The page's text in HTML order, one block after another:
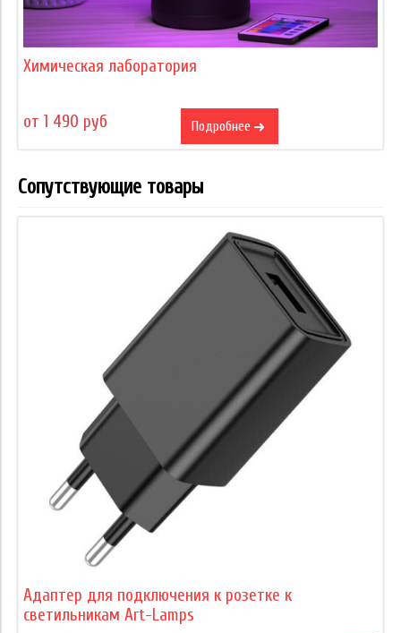
Химическая лаборатория
от 1 490 руб Подробнее
Сопутствующие товары
Адаптер для подключения к розетке к
светильникам Art-Lamps